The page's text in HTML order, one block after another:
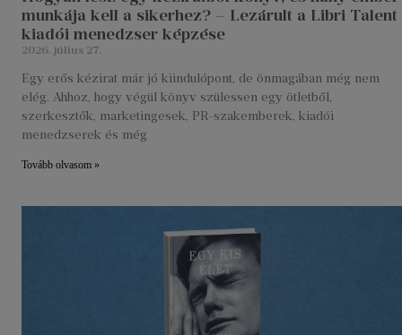
munkája kell a sikerhez? – Lezárult a Libri Talent
kiadói menedzser képzése
2026. július 27.
Egy erős kézirat már jó kiindulópont, de önmagában még nem
elég. Ahhoz, hogy végül könyv szülessen egy ötletből,
szerkesztők, marketingesek, PR-szakemberek, kiadói
menedzserek és még
Tovább olvasom »